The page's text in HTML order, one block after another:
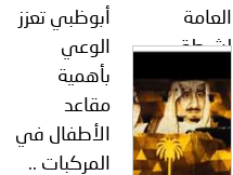
العامة
لشرطة
أبوظبي
تكرم
مجموعة من
الأطفال ..
أبوظبي تعزز
الوعي
بأهمية
مقاعد
الأطفال في
المركبات ..